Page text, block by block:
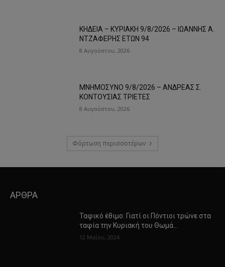
ΚΗΔΕΙΑ – ΚΥΡΙΑΚΗ 9/8/2026 – ΙΩΑΝΝΗΣ Α.
ΝΤΖΑΦΕΡΗΣ ΕΤΩΝ 94
8 Αυγούστου, 2026
ΜΝΗΜΟΣΥΝΟ 9/8/2026 – ΑΝΔΡΕΑΣ Σ.
ΚΟΝΤΟΥΣΙΑΣ ΤΡΙΕΤΕΣ
8 Αυγούστου, 2026
Φόρτωση περισσοτέρων
ΑΡΘΡΑ
Ταφικό έθιμο: Γιατί οι Πόντιοι τρώνε στα
ταφία την Κυριακή του Θωμά…
12 Μαΐου, 2024